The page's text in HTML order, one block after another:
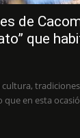
de
que
en esta